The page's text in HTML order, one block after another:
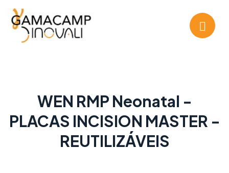
WEN RMP Neonatal -
PLACAS INCISION MASTER -
REUTILIZÁVEIS